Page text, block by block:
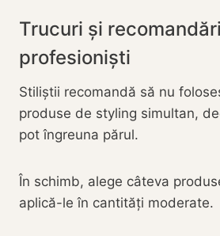
Trucuri și
profesioniști
Stiliștii recomandă să nu
produse de styling simultan,
pot îngreuna părul.
În schimb, alege câteva
aplică-le în cantități moderate.